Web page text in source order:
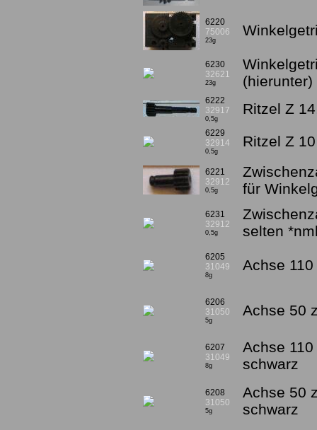
6220
75006
23g
6230
32621
23g
6222
32917
0,5g
Ritzel Z
6229
32914
0,5g
Ritzel Z
6221
32912
0,5g
für
6231
32912
0,5g
selten
6205
31049
8g
Achse
6206
31050
5g
Achse 50
6207
31049
8g
Achse
schwarz
6208
31050
5g
Achse 50
schwarz